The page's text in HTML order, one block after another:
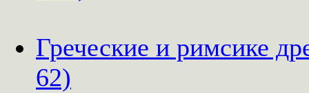
Греческие и римсике
62)